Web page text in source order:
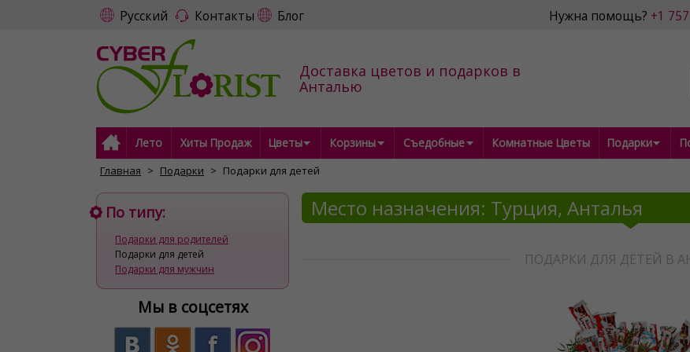
Русский Контакты Блог Нужна помощь? +1
Доставка цветов и подарков в
Анталью
Лето Хиты Продаж Цветы Корзины Съедобные Комнатные Цветы Подарки
Главная Подарки Подарки для детей
По типу:
Подарки для родителей
Подарки для детей
Подарки для мужчин
Мы в соцсетях
Место назначения: Турция, Анталья
ПОДАРКИ ДЛЯ ДЕТЕЙ В